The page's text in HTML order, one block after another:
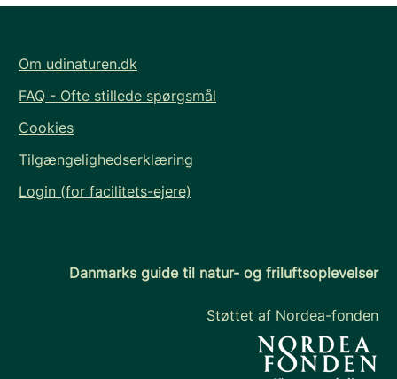
Om udinaturen.dk
FAQ - Ofte stillede spørgsmål
Cookies
Tilgængelighedserklæring
Login (for facilitets-ejere)
Danmarks guide til natur- og friluftsoplevelser
Støttet af Nordea-fonden